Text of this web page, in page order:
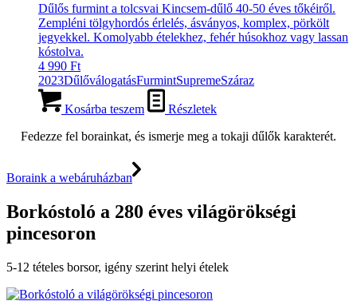
Dűlős furmint a tolcsvai Kincsem-dűlő 40-50 éves tőkéiről.
Zempléni tölgyhordós érlelés, ásványos, komplex, pörkölt
jegyekkel. Komolyabb ételekhez, fehér húsokhoz vagy lassan
kóstolva.
4 990 Ft
2023DűlőválogatásFurmintSupremeSzáraz
Kosárba teszem
Részletek
Fedezze fel borainkat, és ismerje meg a tokaji dűlők karakterét.
Boraink a webáruházban
Borkóstoló a 280 éves világörökségi
pincesoron
5-12 tételes borsor, igény szerint helyi ételek